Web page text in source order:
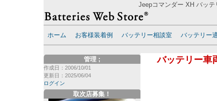
Jeepコマンダー XH バッ
ホーム お客様装着例 バッテリー相談室 バッテリー
バッテリー車
管理
作成日：2006/10/01
更新日：2025/06/04
ログイン
;
取次店募集！